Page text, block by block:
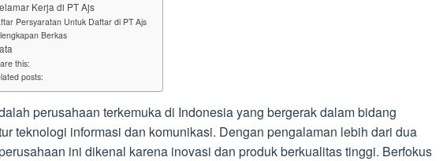
Kerja di PT Ajs
Persyaratan Untuk Daftar di PT Ajs
Berkas
this:
posts:
perusahaan terkemuka di Indonesia yang bergerak dalam bidang
teknologi informasi dan komunikasi. Dengan pengalaman lebih dari dua
ini dikenal karena inovasi dan produk berkualitas tinggi. Berfokus